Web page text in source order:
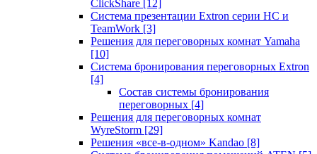
ClickShare [12]
Система презентации Extron серии HC и
TeamWork [3]
Решения для переговорных комнат Yamaha
[10]
Система бронирования переговорных Extron
[4]
Состав системы бронирования
переговорных [4]
Решения для переговорных комнат
WyreStorm [29]
Решения «все-в-одном» Kandao [8]